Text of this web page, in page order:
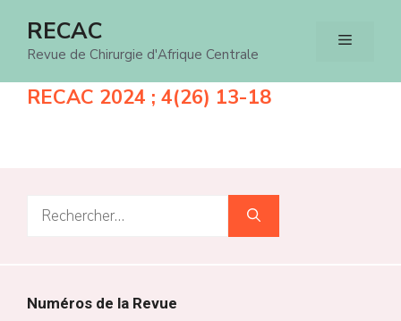
RECAC
Revue de Chirurgie d'Afrique Centrale
Menu
RECAC 2024 ; 4(26) 13-18
Rechercher :
Numéros de la Revue